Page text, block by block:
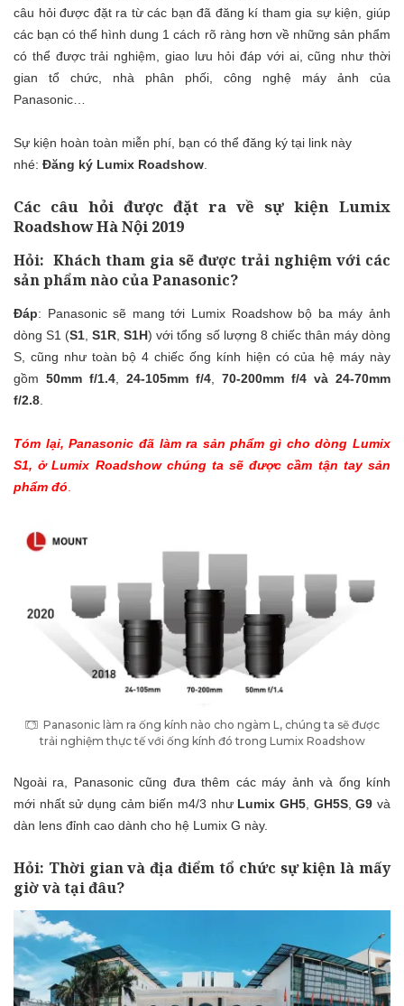
câu hỏi được đặt ra từ các bạn đã đăng kí tham gia sự kiện, giúp
các bạn có thể hình dung 1 cách rõ ràng hơn về những sản phẩm
có thể được trải nghiệm, giao lưu hỏi đáp với ai, cũng như thời
gian tổ chức, nhà phân phối, công nghệ máy ảnh của
Panasonic…
Sự kiện hoàn toàn miễn phí, bạn có thể đăng ký tại link này
nhé: Đăng ký Lumix Roadshow
Các câu hỏi được đặt ra về sự kiện Lumix
Roadshow Hà Nội 2019
Hỏi: Khách tham gia sẽ được trải nghiệm với các
sản phẩm nào của Panasonic?
Đáp: Panasonic sẽ mang tới Lumix Roadshow bộ ba máy ảnh
dòng S1 (S1 ,S1R ,S1H) với tổng số lượng 8 chiếc thân máy dòng
S, cũng như toàn bộ 4 chiếc ống kính hiện có của hệ máy này
gồm 50mm f/1.4 24-105mm f/4
70-200mm f/4 và 24-70mm
f/2.8
Tóm lại, Panasonic đã làm ra sản phẩm gì cho dòng Lumix
S1, ở Lumix Roadshow chúng ta sẽ được cầm tận tay sản
phẩm đó
Panasonic làm ra ống kính nào cho ngàm L, chúng ta sẽ được
trải nghiệm thực tế với ống kính đó trong Lumix Roadshow
Ngoài ra, Panasonic cũng đưa thêm các máy ảnh và ống kính
mới nhất sử dụng cảm biến m4/3 như Lumix GH5 GH5S,G9 và
dàn lens đỉnh cao dành cho hệ Lumix G này.
Hỏi: Thời gian và địa điểm tổ chức sự kiện là mấy
giờ và tại đâu?